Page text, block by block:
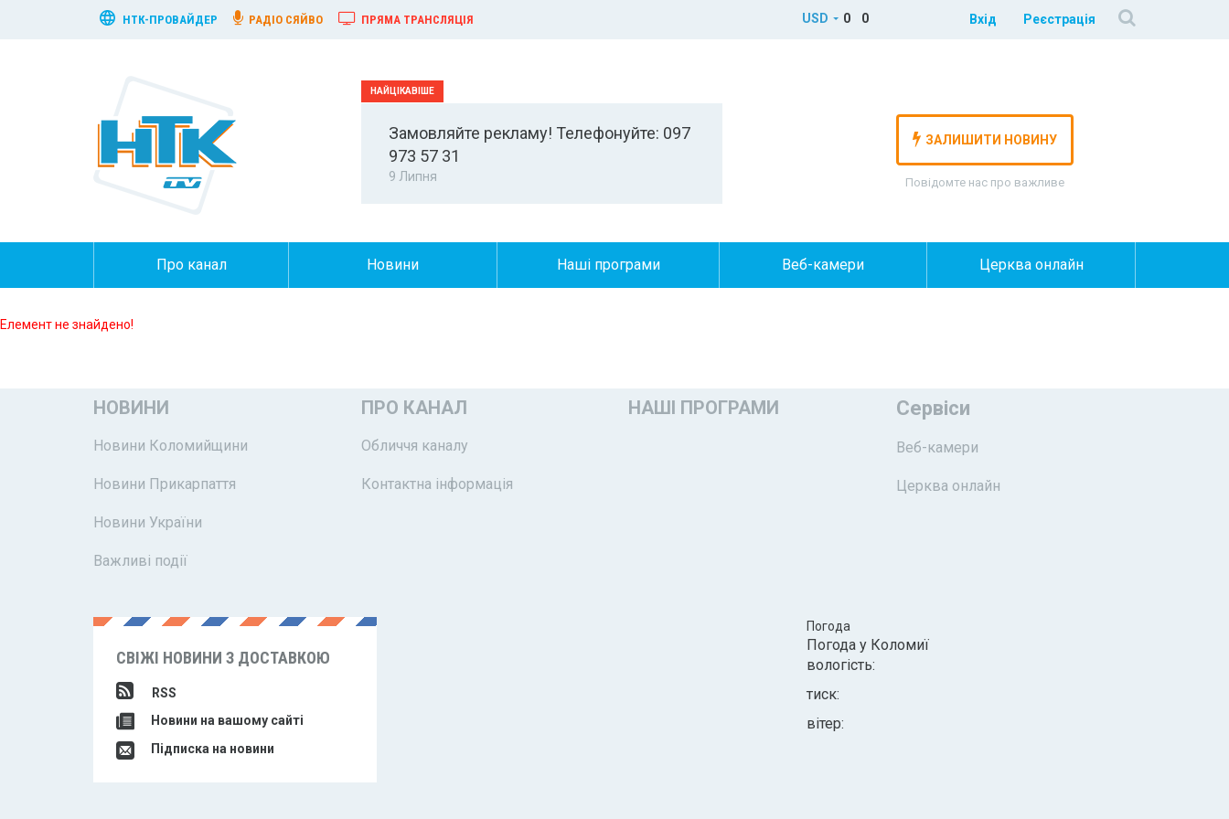
НТК-ПРОВАЙДЕР РАДІО СЯЙВО ПРЯМА ТРАНСЛЯЦІЯ USD 0 0 Вхід Реєстрація
Замовляйте рекламу! Телефонуйте: 097
973 57 31
9 Липня
ЗАЛИШИТИ НОВИНУ
Повідомте нас про важливе
Про канал Новини Наші програми Веб-камери Церква онлайн
Елемент не знайдено!
НОВИНИ
Новини Коломийщини
Новини Прикарпаття
Новини України
Важливі події
ПРО КАНАЛ
Обличчя каналу
Контактна інформація
НАШІ ПРОГРАМИ Сервіси
Веб-камери
Церква онлайн
СВІЖІ НОВИНИ З ДОСТАВКОЮ
RSS
Новини на вашому сайті
Підписка на новини
Погода
Погода у Коломиї
вологість:
тиск:
вітер: